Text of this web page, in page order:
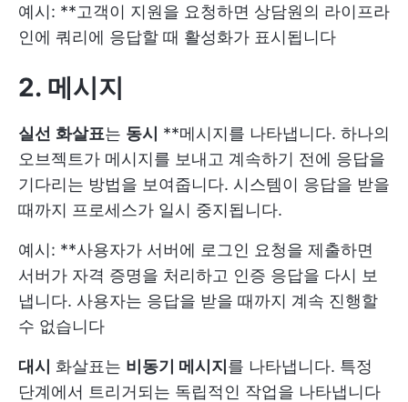
예시: **고객이 지원을 요청하면 상담원의 라이프라
인에 쿼리에 응답할 때 활성화가 표시됩니다
2. 메시지
실선 화살표는 동시 **메시지를 나타냅니다. 하나의
오브젝트가 메시지를 보내고 계속하기 전에 응답을
기다리는 방법을 보여줍니다. 시스템이 응답을 받을
때까지 프로세스가 일시 중지됩니다.
예시: **사용자가 서버에 로그인 요청을 제출하면
서버가 자격 증명을 처리하고 인증 응답을 다시 보
냅니다. 사용자는 응답을 받을 때까지 계속 진행할
수 없습니다
대시 화살표는 비동기 메시지 를 나타냅니다. 특정
단계에서 트리거되는 독립적인 작업을 나타냅니다